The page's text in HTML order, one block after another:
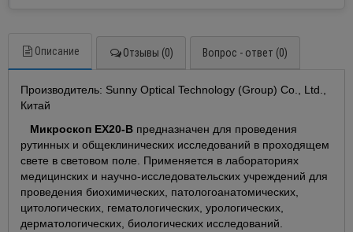
Описание Отзывы (0) Вопрос - ответ (0)
Производитель: Sunny Optical Technology (Group) Co., Ltd.,
Китай
Микроскоп EX20-B предназначен для проведения
рутинных и общеклинических исследований в проходящем
свете в световом поле. Применяется в лабораториях
медицинских и научно-исследовательских учреждений для
проведения биохимических, патологоанатомических,
цитологических, гематологических, урологических,
дерматологических, биологических исследований.